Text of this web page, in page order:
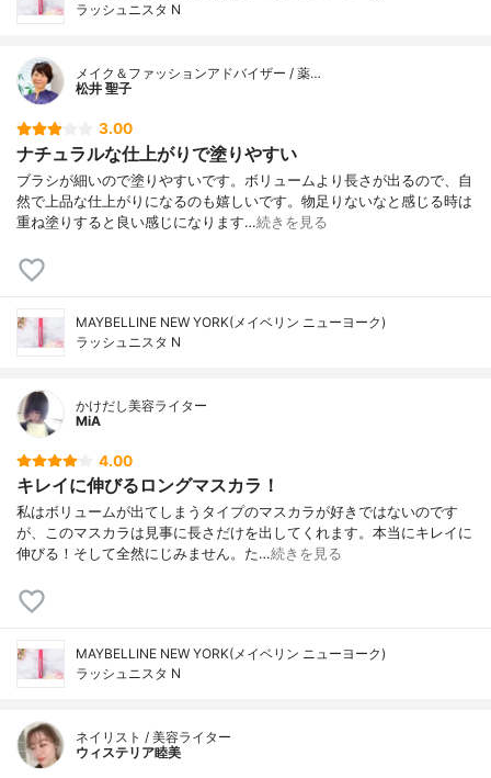
ラッシュニスタ N
メイク＆ファッションアドバイザー / 薬…
松井 聖子
3.00
ナチュラルな仕上がりで塗りやすい
ブラシが細いので塗りやすいです。ボリュームより長さが出るので、自
然で上品な仕上がりになるのも嬉しいです。物足りないなと感じる時は
重ね塗りすると良い感じになります…続きを見る
MAYBELLINE NEW YORK(メイベリン ニューヨーク)
ラッシュニスタ N
かけだし美容ライター
MiA
4.00
キレイに伸びるロングマスカラ！
私はボリュームが出てしまうタイプのマスカラが好きではないのです
が、このマスカラは見事に長さだけを出してくれます。本当にキレイに
伸びる！そして全然にじみません。た…続きを見る
MAYBELLINE NEW YORK(メイベリン ニューヨーク)
ラッシュニスタ N
ネイリスト / 美容ライター
ウィステリア睦美